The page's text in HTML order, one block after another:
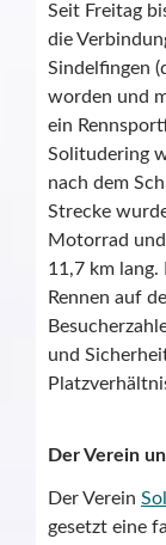
Seit Freitag
die
Sindelfingen
worden und
ein
Solitudering
nach dem
Strecke
Motorrad
11,7 km lang.
Rennen auf
und
Der Verein
Der Verein
gesetzt eine